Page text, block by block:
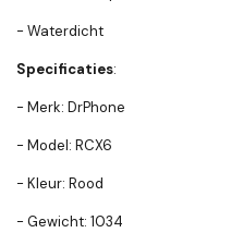
- Waterdicht
Specificaties:
- Merk: DrPhone
- Model: RCX6
- Kleur: Rood
- Gewicht: 1034